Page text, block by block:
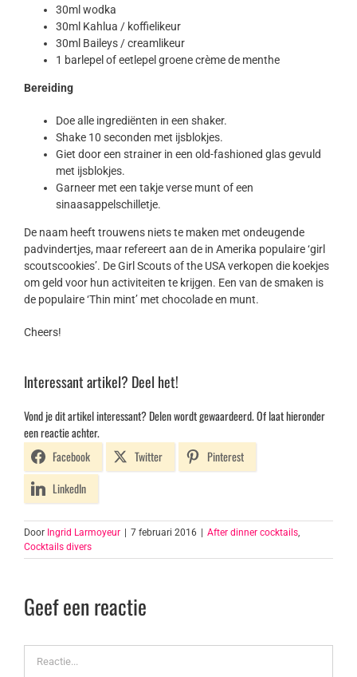
30ml wodka
30ml Kahlua / koffielikeur
30ml Baileys / creamlikeur
1 barlepel of eetlepel groene crème de menthe
Bereiding
Doe alle ingrediënten in een shaker.
Shake 10 seconden met ijsblokjes.
Giet door een strainer in een old-fashioned glas gevuld
met ijsblokjes.
Garneer met een takje verse munt of een
sinaasappelschilletje.
De naam heeft trouwens niets te maken met ondeugende
padvindertjes, maar refereert aan de in Amerika populaire ‘girl
scoutscookies’. De Girl Scouts of the USA verkopen die koekjes
om geld voor hun activiteiten te krijgen. Een van de smaken is
de populaire ‘Thin mint’ met chocolade en munt.
Cheers!
Interessant artikel? Deel het!
Vond je dit artikel interessant? Delen wordt gewaardeerd. Of laat hieronder
een reactie achter.
Facebook
Twitter
Pinterest
LinkedIn
Door Ingrid Larmoyeur 7 februari 2016 After dinner cocktails,
Cocktails divers
Geef een reactie